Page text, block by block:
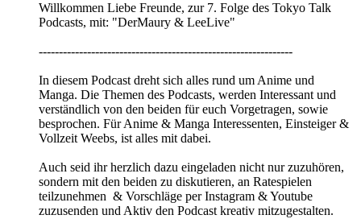
Willkommen Liebe Freunde, zur 7. Folge des Tokyo Talk
Podcasts, mit: "DerMaury & LeeLive"
---------------------------------------------------------------
In diesem Podcast dreht sich alles rund um Anime und
Manga. Die Themen des Podcasts, werden Interessant und
verständlich von den beiden für euch Vorgetragen, sowie
besprochen. Für Anime & Manga Interessenten, Einsteiger &
Vollzeit Weebs, ist alles mit dabei.
Auch seid ihr herzlich dazu eingeladen nicht nur zuzuhören,
sondern mit den beiden zu diskutieren, an Ratespielen
teilzunehmen & Vorschläge per Instagram & Youtube
zuzusenden und Aktiv den Podcast kreativ mitzugestalten.